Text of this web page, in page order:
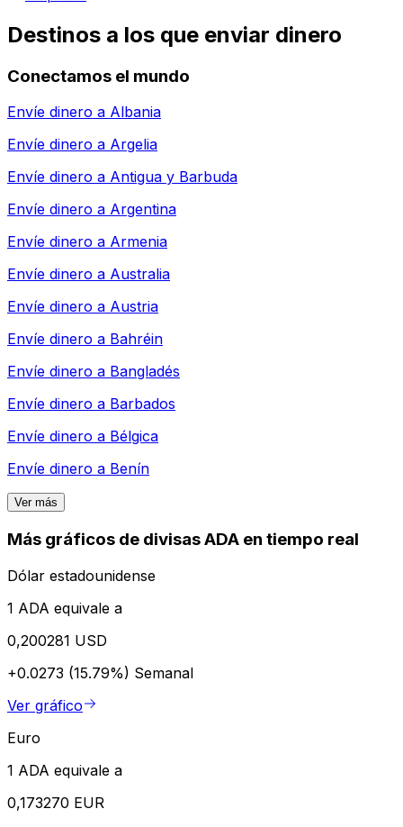
Destinos a los que enviar dinero
Conectamos el mundo
Envíe dinero a Albania
Envíe dinero a Argelia
Envíe dinero a Antigua y Barbuda
Envíe dinero a Argentina
Envíe dinero a Armenia
Envíe dinero a Australia
Envíe dinero a Austria
Envíe dinero a Bahréin
Envíe dinero a Bangladés
Envíe dinero a Barbados
Envíe dinero a Bélgica
Envíe dinero a Benín
Ver más
Más gráficos de divisas ADA en tiempo real
Dólar estadounidense
1 ADA equivale a
0,200281 USD
+0.0273 (15.79%) Semanal
Ver gráfico
Euro
1 ADA equivale a
0,173270 EUR